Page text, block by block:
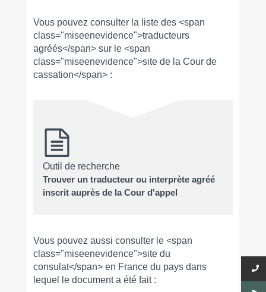
Vous pouvez consulter la liste des <span
class="miseenevidence">traducteurs
agréés</span> sur le <span
class="miseenevidence">site de la Cour de
cassation</span> :
Outil de recherche
Trouver un traducteur ou interprète agréé
inscrit auprès de la Cour d'appel
Vous pouvez aussi consulter le <span
class="miseenevidence">site du
consulat</span> en France du pays dans
lequel le document a été fait :